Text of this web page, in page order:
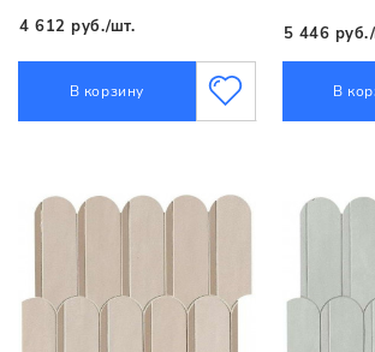
4 612 руб./шт.
В корзину
5 446
В